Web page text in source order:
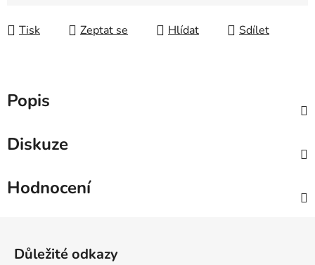
Tisk Zeptat se Hlídat Sdílet
Popis
Diskuze
Hodnocení
Důležité odkazy